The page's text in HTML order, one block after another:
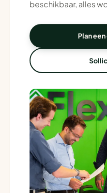
beschikbaar, alles
Plan